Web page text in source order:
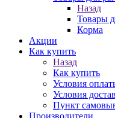
Назад
Товары
Корма
Акции
Как купить
Назад
Как купить
Условия
Условия
Пункт
Производители